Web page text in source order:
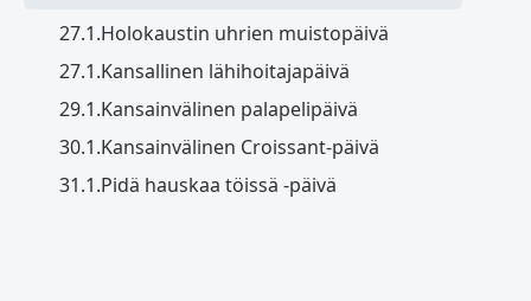
27.1.Holokaustin uhrien muistopäivä
27.1.Kansallinen lähihoitajapäivä
29.1.Kansainvälinen palapelipäivä
30.1.Kansainvälinen Croissant-päivä
31.1.Pidä hauskaa töissä -päivä